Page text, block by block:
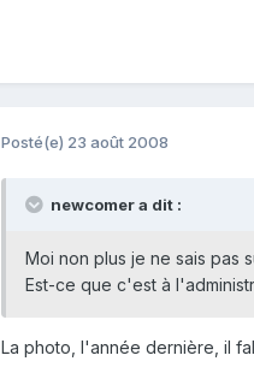
Posté(e) 23 août 2008
newcomer a dit :
Moi non plus je ne sais pas
Est-ce que c'est à
La photo, l'année dernière, il